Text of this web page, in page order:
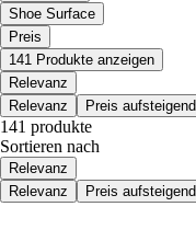
Shoe Surface
Preis
141 Produkte anzeigen
Relevanz
Relevanz
Preis aufsteigend
141 produkte
Sortieren nach
Relevanz
Relevanz
Preis aufsteigend